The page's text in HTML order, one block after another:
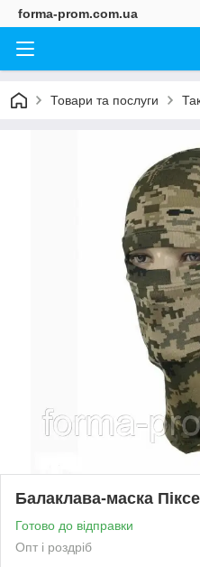
forma-prom.com.ua
Товари та послуги
Балаклава-маска
Готово до відправки
Опт і роздріб